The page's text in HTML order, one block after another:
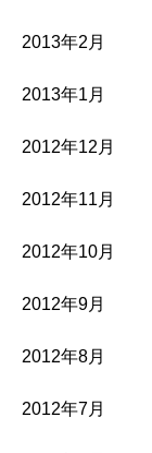
2013年2月
2013年1月
2012年12月
2012年11月
2012年10月
2012年9月
2012年8月
2012年7月